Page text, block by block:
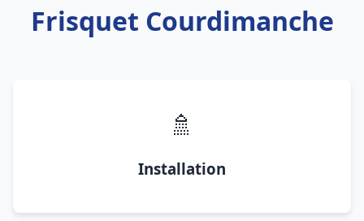
Frisquet Courdimanche
🚿
Installation